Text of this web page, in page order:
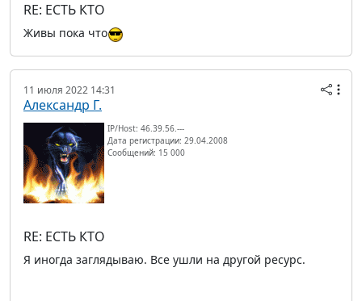
RE: ЕСТЬ КТО
Живы пока что
11 июля 2022 14:31
Александр Г.
IP/Host: 46.39.56.---
Дата регистрации: 29.04.2008
Сообщений: 15 000
RE: ЕСТЬ КТО
Я иногда заглядываю. Все ушли на другой ресурс.